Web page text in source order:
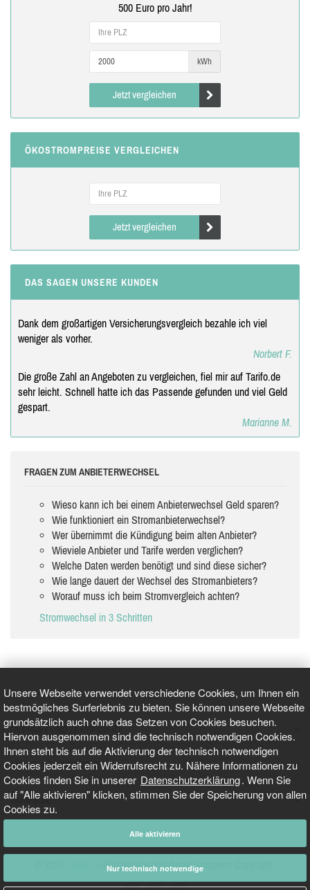
Unsere Webseite verwendet verschiedene Cookies, um Ihnen ein
bestmögliches Surferlebnis zu bieten. Sie können unsere Webseite
grundsätzlich auch ohne das Setzen von Cookies besuchen.
Hiervon ausgenommen sind die technisch notwendigen Cookies.
Ihnen steht bis auf die Aktivierung der technisch notwendigen
Cookies jederzeit ein Widerrufsrecht zu. Nähere Informationen zu
Cookies finden Sie in unserer Datenschutzerklärung. Wenn Sie
auf "Alle aktivieren" klicken, stimmen Sie der Speicherung von allen
Cookies zu.
Alle aktivieren
Nur technisch notwendige
500 Euro pro Jahr!
kWh
Jetzt vergleichen
ÖKOSTROMPREISE VERGLEICHEN
Jetzt vergleichen
DAS SAGEN UNSERE KUNDEN
Dank dem großartigen Versicherungsvergleich bezahle ich viel
weniger als vorher.
Norbert F.
Die große Zahl an Angeboten zu vergleichen, fiel mir auf Tarifo.de
sehr leicht. Schnell hatte ich das Passende gefunden und viel Geld
gespart.
Marianne M.
FRAGEN ZUM ANBIETERWECHSEL
Wieso kann ich bei einem Anbieterwechsel Geld sparen?
Wie funktioniert ein Stromanbieterwechsel?
Wer übernimmt die Kündigung beim alten Anbieter?
Wieviele Anbieter und Tarife werden verglichen?
Welche Daten werden benötigt und sind diese sicher?
Wie lange dauert der Wechsel des Stromanbieters?
Worauf muss ich beim Stromvergleich achten?
Stromwechsel in 3 Schritten
GEPRÜFT UND ZERTIFIZIERT
AKTUELLE NACHRICHTEN
TARIFO.DE
Alle Inhalte unterliegen unserem Copyright.